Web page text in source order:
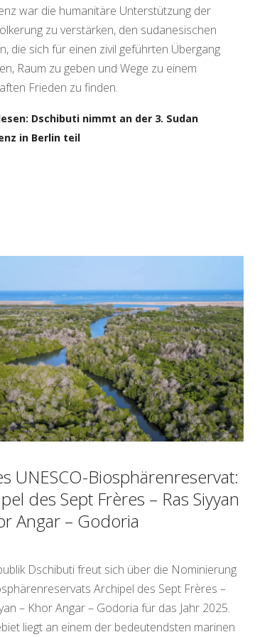
war die humanitäre Unterstützung der
zu verstärken, den sudanesischen
die sich für einen zivil geführten Übergang
Raum zu geben und Wege zu einem
Frieden zu finden.
Dschibuti nimmt an der 3. Sudan
in Berlin teil
UNESCO-Biosphärenreservat:
des Sept Frères – Ras Siyyan
Angar – Godoria
Dschibuti freut sich über die Nominierung
Archipel des Sept Frères –
– Khor Angar – Godoria für das Jahr 2025.
liegt an einem der bedeutendsten marinen